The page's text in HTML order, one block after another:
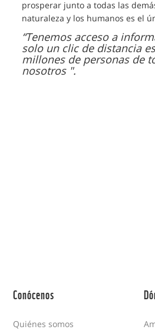
prosperar junto a todas las
naturaleza y los humanos es el
“Tenemos acceso a
solo un clic de distancia
millones de personas de
nosotros ".
Conócenos
Quiénes somos